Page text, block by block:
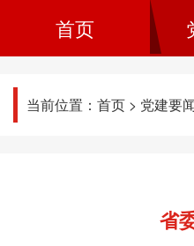
首页
当前位置： 首页 > 党建要
省